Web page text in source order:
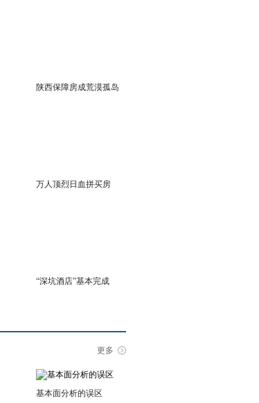
陕西保障房成荒漠孤岛
万人顶烈日血拼买房
“深坑酒店”基本完成
更多
基本面分析的误区